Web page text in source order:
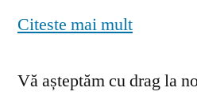
Citeste mai mult
Vă așteptăm cu drag la